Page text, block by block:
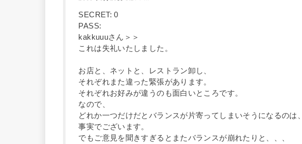
SECRET: 0
PASS:
kakkuuuさん＞＞
これは失礼いたしました。
お店と、ネットと、レストラン卸し、
それぞれまた違った緊張があります。
それぞれお好みが違うのも面白いところです。
なので、
どれか一つだけだとバランスが片寄ってしまいそうになるのは、
事実でございます。
でもご意見を聞きすぎるとまたバランスが崩れたりと、、、